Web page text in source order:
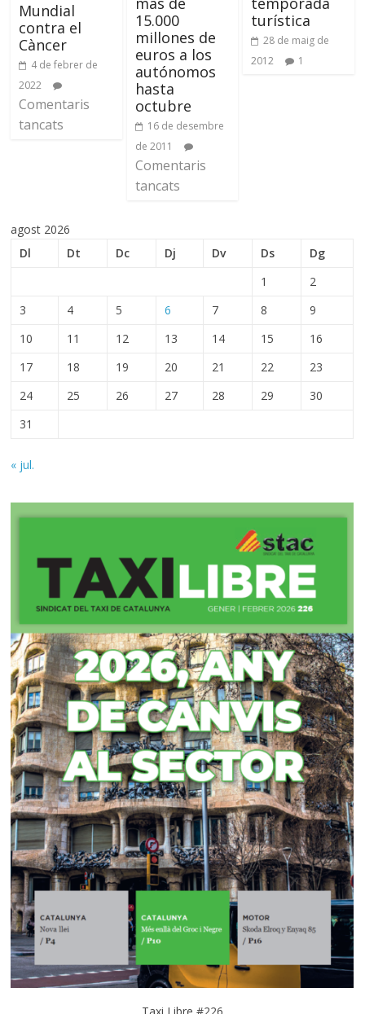
Mundial
contra el
Càncer
4 de febrer de
2022
Comentaris
tancats
15.000
millones de
euros a los
autónomos
hasta
octubre
16 de desembre
de 2011
Comentaris
tancats
turística
28 de maig de
2012
1
agost 2026
Dl
Dt Dc Dj Dv Ds
Dg
1
2
3
4 5 6 7 8
9
10
11 12 13 14 15
16
17
18 19 20 21 22
23
24
25 26 27 28 29
30
31
« jul.